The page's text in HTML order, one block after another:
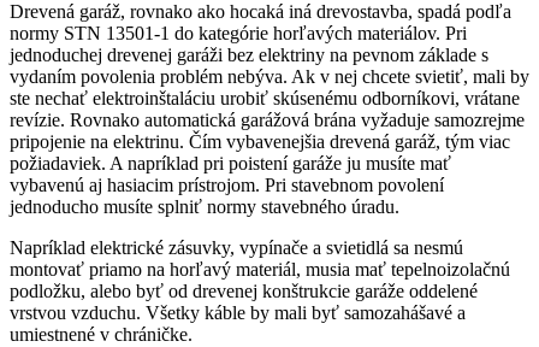
Drevená garáž, rovnako ako hocaká iná drevostavba, spadá podľa
normy STN 13501-1 do kategórie horľavých materiálov. Pri
jednoduchej drevenej garáži bez elektriny na pevnom základe s
vydaním povolenia problém nebýva. Ak v nej chcete svietiť, mali by
ste nechať elektroinštaláciu urobiť skúsenému odborníkovi, vrátane
revízie. Rovnako automatická garážová brána vyžaduje samozrejme
pripojenie na elektrinu. Čím vybavenejšia drevená garáž, tým viac
požiadaviek. A napríklad pri poistení garáže ju musíte mať
vybavenú aj hasiacim prístrojom. Pri stavebnom povolení
jednoducho musíte splniť normy stavebného úradu.
Napríklad elektrické zásuvky, vypínače a svietidlá sa nesmú
montovať priamo na horľavý materiál, musia mať tepelnoizolačnú
podložku, alebo byť od drevenej konštrukcie garáže oddelené
vrstvou vzduchu. Všetky káble by mali byť samozahášavé a
umiestnené v chráničke.